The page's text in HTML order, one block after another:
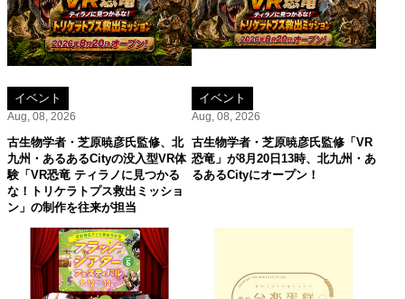
イベント
Aug, 08, 2026
古生物学者・芝原暁彦氏監修、北
九州・あるあるCityの没入型VR体
験「VR恐竜 ティラノに見つかる
な！トリケラトプス救出ミッショ
ン」の制作を往来が担当
イベント
Aug, 08, 2026
古生物学者・芝原暁彦氏監修「VR
恐竜」が8月20日13時、北九州・あ
るあるCityにオープン！